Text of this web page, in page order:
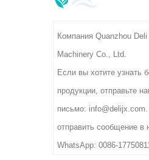
8 поддерживают
Компания Quanzhou Deli
Machinery Co., Ltd.
Если вы хотите узнать
продукции, отправьте
письмо:
отправить сообщение в
WhatsApp: 0086-